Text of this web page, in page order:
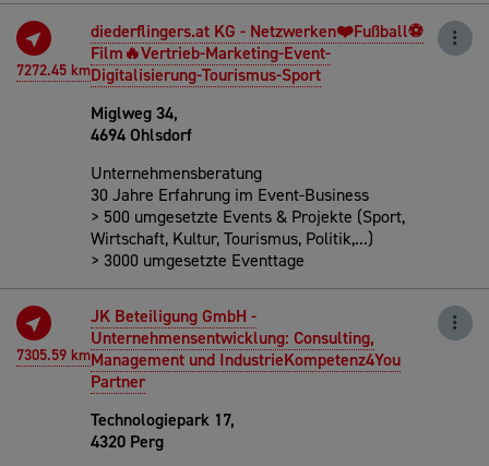
7272.45 km
diederflingers.at KG - Netzwerken❤️Fußball⚽
Film🔥Vertrieb-Marketing-Event-
Digitalisierung-Tourismus-Sport
Miglweg 34,
4694 Ohlsdorf
Unternehmensberatung
30 Jahre Erfahrung im Event-Business
> 500 umgesetzte Events & Projekte (Sport,
Wirtschaft, Kultur, Tourismus, Politik,...)
> 3000 umgesetzte Eventtage
7305.59 km
JK Beteiligung GmbH -
Unternehmensentwicklung: Consulting,
Management und IndustrieKompetenz4You
Partner
Technologiepark 17,
4320 Perg